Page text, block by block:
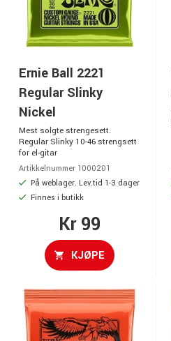
Ernie Ball 2221
Regular Slinky
Nickel
Mest solgte strengesett.
Regular Slinky 10-46 strengsett
for el-gitar
Artikkelnummer 1000201
På weblager. Lev.tid 1-3 dager
Finnes i butikk
Kr 99
KJØPE